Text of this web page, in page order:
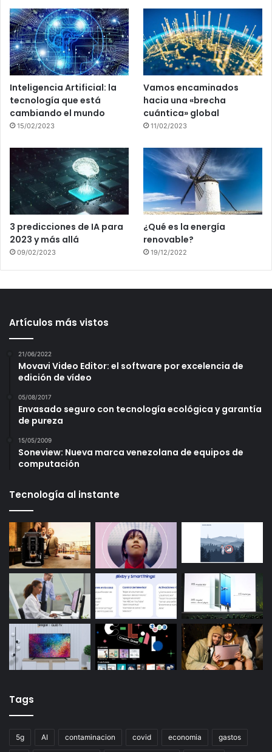
Inteligencia Artificial: la
tecnología que está
cambiando el mundo
15/02/2023
Vamos encaminados
hacia una «brecha
cuántica» global
11/02/2023
3 predicciones de IA para
2023 y más allá
09/02/2023
¿Qué es la energía
renovable?
19/12/2022
Artículos más vistos
21/06/2022
Movavi Video Editor: el software por excelencia de
edición de vídeo
05/08/2017
Envasado seguro con tecnología ecológica y garantía
de pureza
15/05/2009
Soneview: Nueva marca venezolana de equipos de
computación
Tecnología al instante
Tags
5g AI contaminacion covid economia gastos